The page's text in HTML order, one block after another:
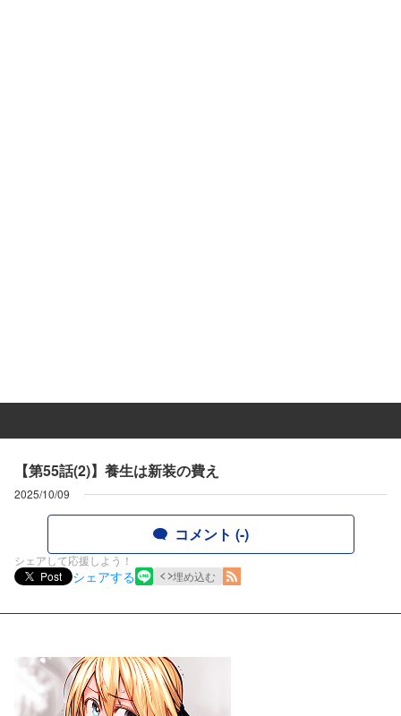
【第55話(2)】養生は新装の費え
2025/10/09
コメント (-)
シェアして応援しよう！
Post
シェアする 埋め込む